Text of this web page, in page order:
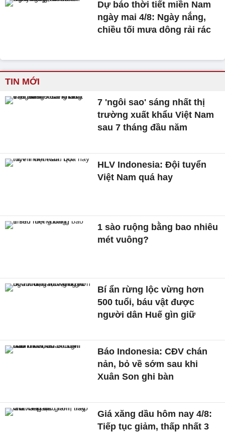
Dự báo thời tiết miền Nam
ngày mai 4/8: Ngày nắng,
chiều tối mưa dông rải rác
TIN MỚI
7 'ngôi sao' sáng nhất thị
trường xuất khẩu Việt Nam
sau 7 tháng đầu năm
HLV Indonesia: Đội tuyển
Việt Nam quá hay
1 sào ruộng bằng bao nhiêu
mét vuông?
Bí ẩn rừng lộc vừng hơn
500 tuổi, báu vật được
người dân Huế gìn giữ
Báo Indonesia: CĐV chán
nản, bỏ về sớm sau khi
Xuân Son ghi bàn
Giá xăng dầu hôm nay 4/8:
Tiếp tục giảm, thấp nhất 3